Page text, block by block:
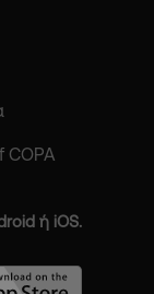
COPA
ή iOS.